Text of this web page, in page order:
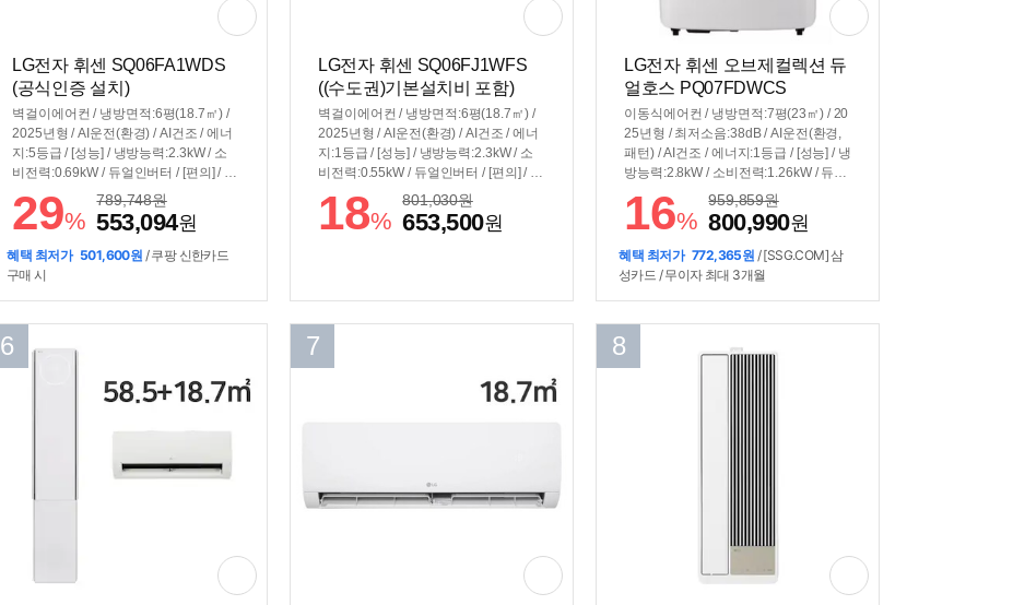
LG전자 휘센 SQ06FA1WDS
(공식인증 설치)
벽걸이에어컨 / 냉방면적:6평(18.7㎡) /
2025년형 / AI운전(환경) / AI건조 / 에너
지:5등급 / [성능] / 냉방능력:2.3kW / 소
비전력:0.69kW / 듀얼인버터 / [편의] / 간
접냉방(유풍) / 스마트폰제어 / 열교환기
세척 / 자기진단 / [규격] / 크기(가로x세
로x깊이): 754x308x189mm
29%
789,748원
553,094원
혜택 최저가 501,600원 / 쿠팡 신한카드
구매 시
LG전자 휘센 SQ06FJ1WFS
((수도권)기본설치비 포함)
벽걸이에어컨 / 냉방면적:6평(18.7㎡) /
2025년형 / AI운전(환경) / AI건조 / 에너
지:1등급 / [성능] / 냉방능력:2.3kW / 소
비전력:0.55kW / 듀얼인버터 / [편의] / 열
교환기세척 / 간접냉방(유풍) / [규격] / 크
기(가로x세로x깊이): 837x308x189mm
18%
801,030원
653,500원
LG전자 휘센 오브제컬렉션 듀
얼호스 PQ07FDWCS
이동식에어컨 / 냉방면적:7평(23㎡) / 20
25년형 / 최저소음:38dB / AI운전(환경,
패턴) / AI건조 / 에너지:1등급 / [성능] / 냉
방능력:2.8kW / 소비전력:1.26kW / 듀얼
인버터 / [편의] / 스마트폰제어 / 자기진
단 / 기능업데이트 / 자가증발 / 배기덕트
(포함) / [규격] / 무게:30kg / 설치높이: 89
~252cm / 크기(가로x세로x깊이): 493x7
73x496mm
16%
959,859원
800,990원
혜택 최저가 772,365원 / [SSG.COM] 삼
성카드 / 무이자 최대 3개월
6 7 8